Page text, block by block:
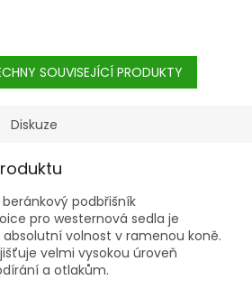
SOUVISEJÍCÍ PRODUKTY
Diskuze
podbřišník
pro westernová sedla je
volnost v ramenou koně.
velmi vysokou úroveň
a otlakům.